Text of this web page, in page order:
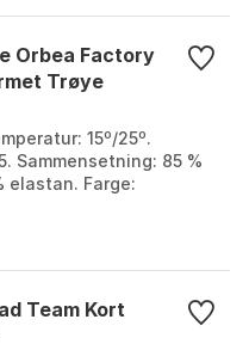
Orbea Factory
Trøye
15º/25º.
Sammensetning: 85 %
elastan. Farge:
Team Kort